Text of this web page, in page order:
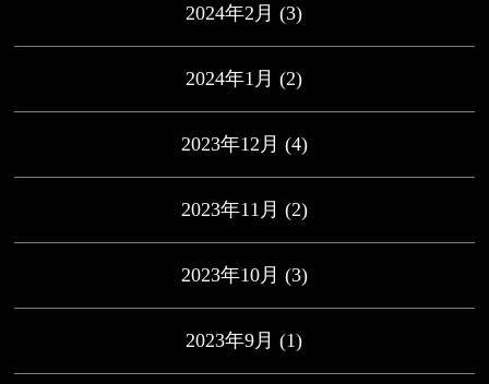
2024年2月 (3)
2024年1月 (2)
2023年12月 (4)
2023年11月 (2)
2023年10月 (3)
2023年9月 (1)